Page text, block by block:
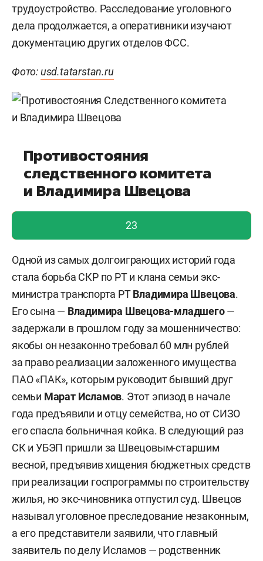
трудоустройство. Расследование уголовного
дела продолжается, а оперативники изучают
документацию других отделов ФСС.
Фото: usd.tatarstan.ru
Противостояния
следственного комитета
и Владимира Швецова
голос учтен!
23
Одной из самых долгоиграющих историй года
стала борьба СКР по РТ и клана семьи экс-
министра транспорта РТВладимира Швецова.
Его сына — Владимира Швецова-младшего—
задержали в прошлом году за мошенничество:
якобы он незаконно требовал 60 млн рублей
за право реализации заложенного имущества
ПАО «ПАК», которым руководит бывший друг
семьи Марат Исламов. Этот эпизод в начале
года предъявили и отцу семейства, но от СИЗО
его спасла больничная койка. В следующий раз
СК и УБЭП пришли за Швецовым-старшим
весной, предъявив хищения бюджетных средств
при реализации госпрограммы по строительству
жилья, но экс-чиновника отпустил суд. Швецов
называл уголовное преследование незаконным,
а его представители заявили, что главный
заявитель по делу Исламов — родственник